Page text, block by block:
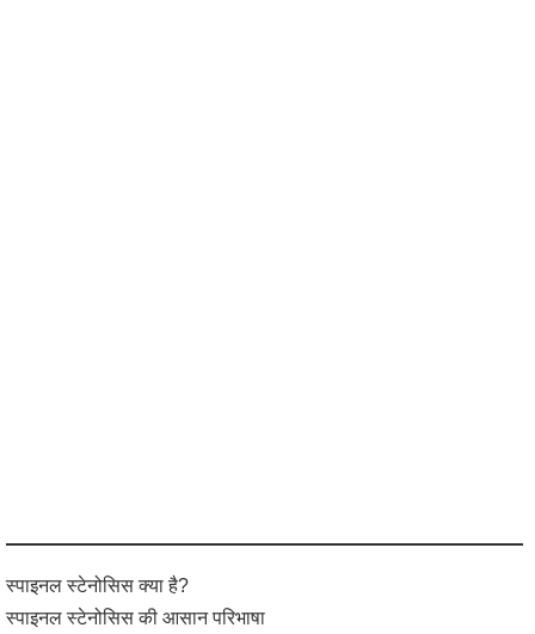
स्पाइनल स्टेनोसिस क्या है?
स्पाइनल स्टेनोसिस की आसान परिभाषा